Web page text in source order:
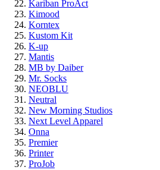
Kariban ProAct
Kimood
Korntex
Kustom Kit
K-up
Mantis
MB by Daiber
Mr. Socks
NEOBLU
Neutral
New Morning Studios
Next Level Apparel
Onna
Premier
Printer
ProJob